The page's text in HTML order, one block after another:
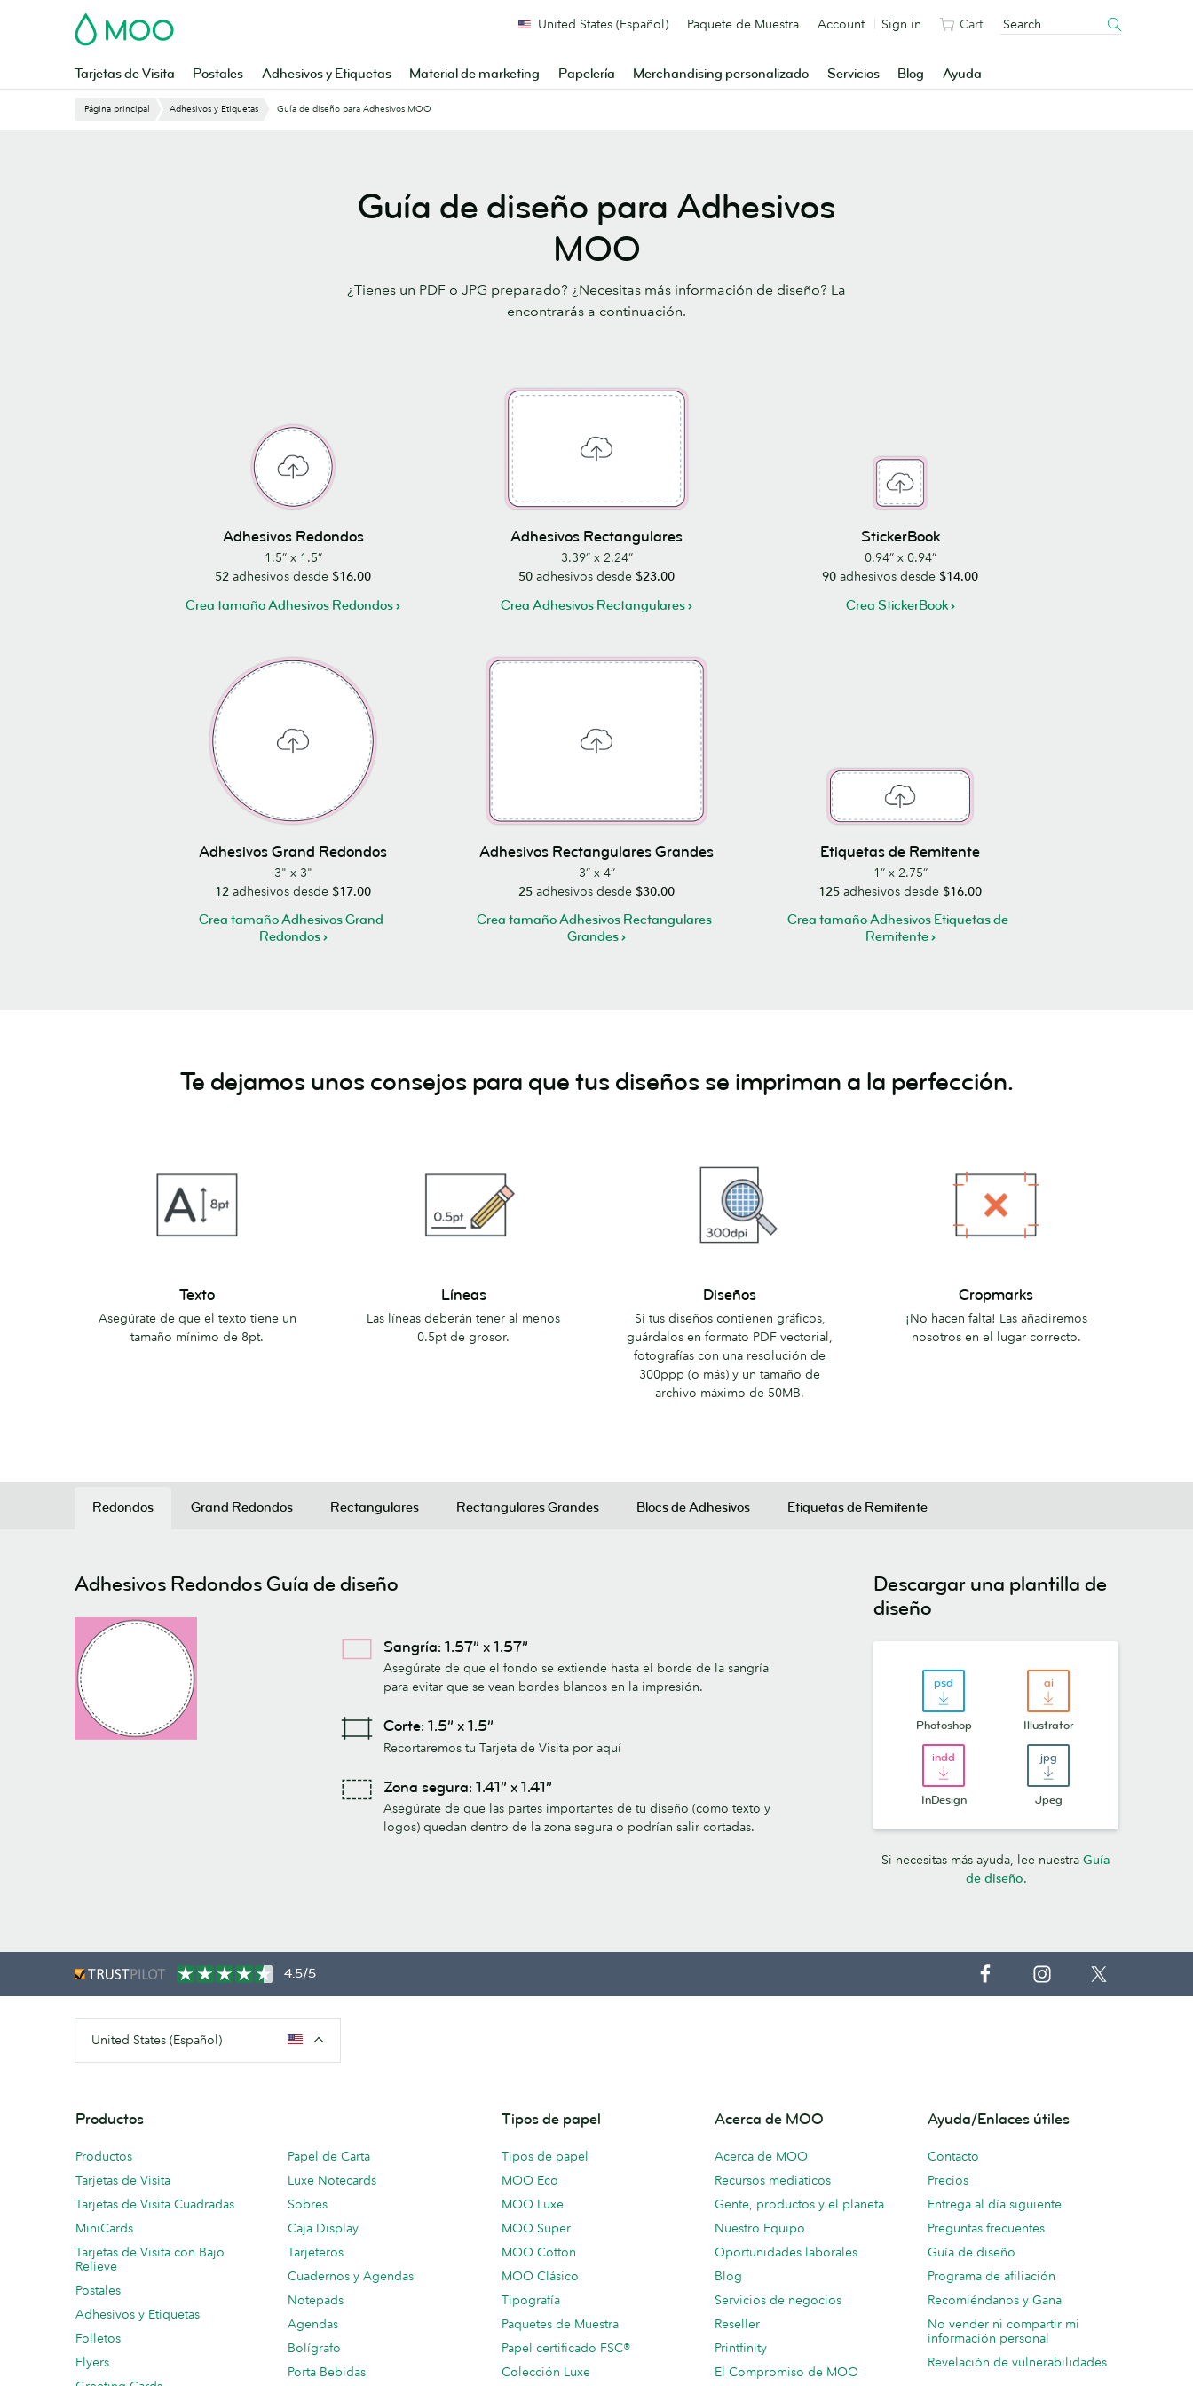
MOO
Tarjetas de Visita Postales Adhesivos y Etiquetas Material de marketing Papelería Merchandising personalizado Servicios Blog Ayuda
United States (Español) Paquete de Muestra Account Sign in Cart
Página principal Adhesivos y Etiquetas Guía de diseño para Adhesivos MOO
Guía de diseño para Adhesivos
MOO
¿Tienes un PDF o JPG preparado? ¿Necesitas más información de diseño? La
encontrarás a continuación.
Adhesivos Redondos
1.5” x 1.5”
52 adhesivos desde $16.00
Crea tamaño Adhesivos Redondos
Adhesivos Rectangulares
3.39” x 2.24”
50 adhesivos desde $23.00
Crea Adhesivos Rectangulares
StickerBook
0.94” x 0.94”
90 adhesivos desde $14.00
Crea StickerBook
Adhesivos Grand Redondos
3" x 3"
12 adhesivos desde $17.00
Crea tamaño Adhesivos Grand
Redondos
Adhesivos Rectangulares Grandes
3” x 4”
25 adhesivos desde $30.00
Crea tamaño Adhesivos Rectangulares
Grandes
Etiquetas de Remitente
1” x 2.75”
125 adhesivos desde $16.00
Crea tamaño Adhesivos Etiquetas de
Remitente
Te dejamos unos consejos para que tus diseños se impriman a la perfección.
Texto
Asegúrate de que el texto tiene un
tamaño mínimo de 8pt.
Líneas
Las líneas deberán tener al menos
0.5pt de grosor.
Diseños
Si tus diseños contienen gráficos,
guárdalos en formato PDF vectorial,
fotografías con una resolución de
300ppp (o más) y un tamaño de
archivo máximo de 50MB.
Cropmarks
¡No hacen falta! Las añadiremos
nosotros en el lugar correcto.
Redondos
Adhesivos Redondos Guía de diseño
Sangría: 1.57” x 1.57”
Asegúrate de que el fondo se extiende hasta el borde de la sangría
para evitar que se vean bordes blancos en la impresión.
Corte: 1.5” x 1.5”
Recortaremos tu Tarjeta de Visita por aquí
Zona segura: 1.41” x 1.41”
Asegúrate de que las partes importantes de tu diseño (como texto y
logos) quedan dentro de la zona segura o podrían salir cortadas.
Descargar una plantilla de
diseño
Photoshop Illustrator
InDesign Jpeg
Si necesitas más ayuda, lee nuestra Guía
de diseño.
Grand Redondos Rectangulares Rectangulares Grandes Blocs de Adhesivos Etiquetas de Remitente
4.5/5
United States (Español)
Productos
Productos
Tarjetas de Visita
Tarjetas de Visita Cuadradas
MiniCards
Tarjetas de Visita con Bajo
Relieve
Postales
Adhesivos y Etiquetas
Folletos
Flyers
Papel de Carta
Luxe Notecards
Sobres
Caja Display
Tarjeteros
Cuadernos y Agendas
Notepads
Agendas
Bolígrafo
Porta Bebidas
Tipos de papel
Tipos de papel
MOO Eco
MOO Luxe
MOO Super
MOO Cotton
MOO Clásico
Tipografía
Paquetes de Muestra
Papel certificado FSC®
Colección Luxe
Acerca de MOO
Acerca de MOO
Recursos mediáticos
Gente, productos y el planeta
Nuestro Equipo
Oportunidades laborales
Blog
Servicios de negocios
Reseller
Printfinity
El Compromiso de MOO
Ayuda/Enlaces útiles
Contacto
Precios
Entrega al día siguiente
Preguntas frecuentes
Guía de diseño
Programa de afiliación
Recomiéndanos y Gana
No vender ni compartir mi
información personal
Revelación de vulnerabilidades